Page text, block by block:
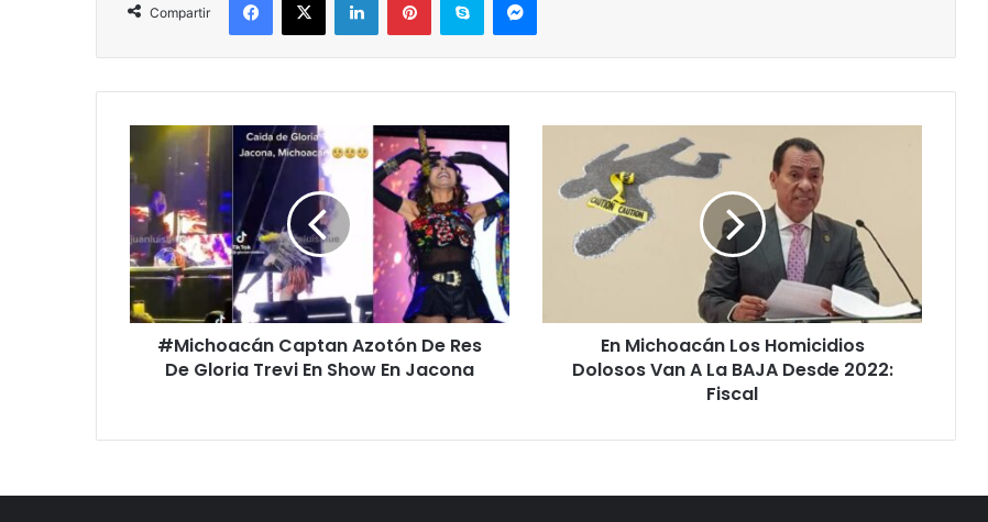
Compartir
#Michoacán
Captan
Azotón
De
Res
De
Gloria
Trevi
En
Show#Michoacán Captan Azotón De Res
De Gloria Trevi En Show En Jacona
Michoacán
Los
Homicidios
Dolosos
BAJA
2022:
En Michoacán Los Homicidios
Dolosos Van A La BAJA Desde 2022:
Fiscal